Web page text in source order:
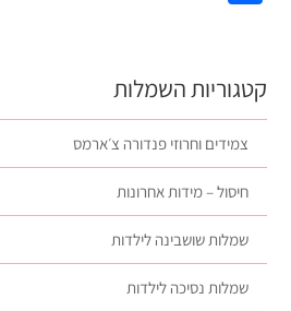
קטגוריות השמלות
צמידים וחרוזי פנדורה צ׳ארמס
חיסול – מידות אחרונות
שמלות שושבינה לילדות
שמלות נסיכה לילדות